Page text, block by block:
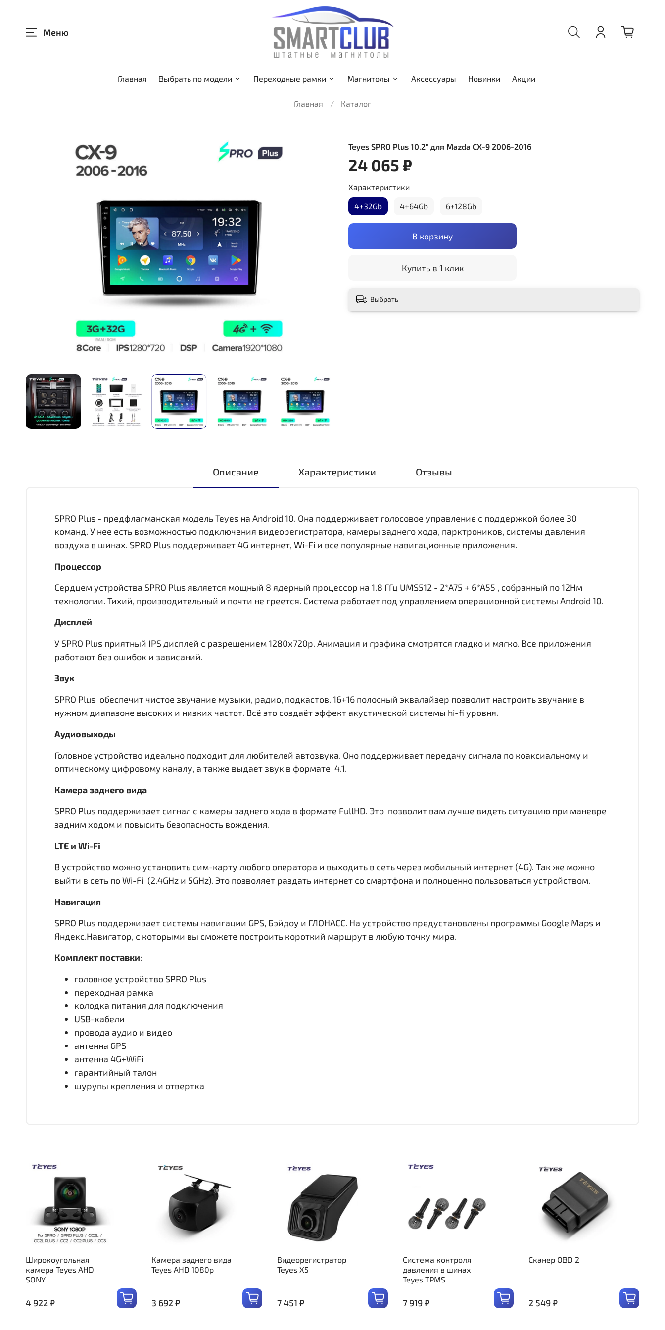
Меню
Главная Выбрать по модели Переходные рамки Магнитолы Аксессуары Новинки Акции
Главная Каталог
Teyes SPRO Plus 10.2" для Mazda CX-9 2006-2016
24 065 ₽
В корзину
Купить в 1 клик
Характеристики
4+32Gb 4+64Gb 6+128Gb
Выбрать
Описание Характеристики Отзывы
SPRO Plus - предфлагманская модель Teyes на Android 10. Она поддерживает голосовое управление с поддержкой более 30
команд. У нее есть возможностью подключения видеорегистратора, камеры заднего хода, парктроников, системы давления
воздуха в шинах. SPRO Plus поддерживает 4G интернет, Wi-Fi и все популярные навигационные приложения.
Процессор
Сердцем устройства SPRO Plus является мощный 8 ядерный процессор на 1.8 ГГц UMS512 - 2*A75 + 6*A55 , собранный по 12Нм
технологии. Тихий, производительный и почти не греется. Система работает под управлением операционной системы Android 10.
Дисплей
У SPRO Plus приятный IPS дисплей c разрешением 1280x720р. Анимация и графика смотрятся гладко и мягко. Все приложения
работают без ошибок и зависаний.
Звук
SPRO Plus обеспечит чистое звучание музыки, радио, подкастов. 16+16 полосный эквалайзер позволит настроить звучание в
нужном диапазоне высоких и низких частот. Всё это создаёт эффект акустической системы hi-fi уровня.
Аудиовыходы
Головное устройство идеально подходит для любителей автозвука. Оно поддерживает передачу сигнала по коаксиальному и
оптическому цифровому каналу, а также выдает звук в формате 4.1.
Камера заднего вида
SPRO Plus поддерживает сигнал с камеры заднего хода в формате FullHD. Это позволит вам лучше видеть ситуацию при маневре
задним ходом и повысить безопасность вождения.
LTE и Wi-Fi
В устройство можно установить сим-карту любого оператора и выходить в сеть через мобильный интернет (4G). Так же можно
выйти в сеть по Wi-Fi (2.4GHz и 5GHz). Это позволяет раздать интернет со смартфона и полноценно пользоваться устройством.
Навигация
SPRO Plus поддерживает системы навигации GPS, Бэйдоу и ГЛОНАСС. На устройство предустановлены программы Google Maps и
Яндекс.Навигатор, с которыми вы сможете построить короткий маршрут в любую точку мира.
Комплект поставки:
головное устройство SPRO Plus
переходная рамка
колодка питания для подключения
USB-кабели
провода аудио и видео
антенна GPS
антенна 4G+WiFi
гарантийный талон
шурупы крепления и отвертка
Широкоугольная
камера Teyes AHD
SONY
4 922 ₽
Камера заднего вида
Teyes AHD 1080p
3 692 ₽
Видеорегистратор
Teyes X5
7 451 ₽
Система контроля
давления в шинах
Teyes TPMS
7 919 ₽
Сканер OBD 2
2 549 ₽